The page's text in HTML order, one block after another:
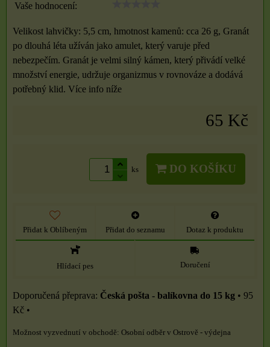
Vaše hodnocení:
Velikost lahvičky: 5,5 cm, hmotnost kamenů: cca 26 g, Granát
po dlouhá léta užíván jako amulet, který varuje před
nebezpečím. Granát je velmi silný kámen, který přivádí velké
množství energie, udržuje organizmus v rovnováze a dodává
potřebný klid. Více info níže
65 Kč
ks DO KOŠÍKU
Přidat k Oblíbeným Přidat do seznamu Dotaz k produktu
Hlídací pes Doručení
Česká pošta - balíkovna do 15 kg • 95
Kč •
Osobní odběr v Ostrově - výdejna